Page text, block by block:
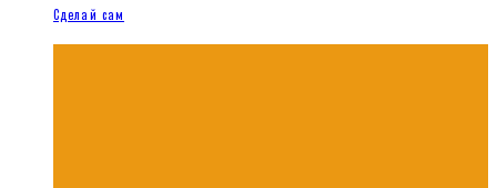
Сделай сам